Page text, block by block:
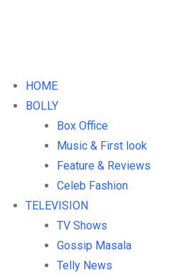
HOME
BOLLY
Box Office
Music & First look
Feature & Reviews
Celeb Fashion
TELEVISION
TV Shows
Gossip Masala
Telly News